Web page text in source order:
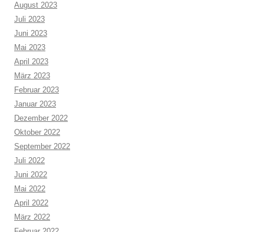
August 2023
Juli 2023
Juni 2023
Mai 2023
April 2023
März 2023
Februar 2023
Januar 2023
Dezember 2022
Oktober 2022
September 2022
Juli 2022
Juni 2022
Mai 2022
April 2022
März 2022